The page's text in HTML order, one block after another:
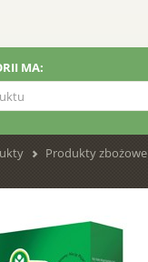
MA:
Produkty zbożowe